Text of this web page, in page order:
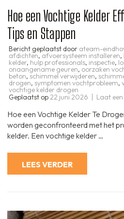
Hoe een Vochtige Kelder
Tips en Stappen
Bericht geplaatst door ateam-
afdichten,afvoersysteem installeren,
kelder, hulp professionals, inspectie,
onaangename geuren, oorzaken
beton, schimmel verwijderen,
drogen, symptomen vochtprobleem,
vochtige kelder drogen
Geplaatst op 22 juni 2026 Laat
Hoe een Vochtige Kelder Te
worden geconfronteerd met het
kelder. Een vochtige kelder …
LEES VERDER